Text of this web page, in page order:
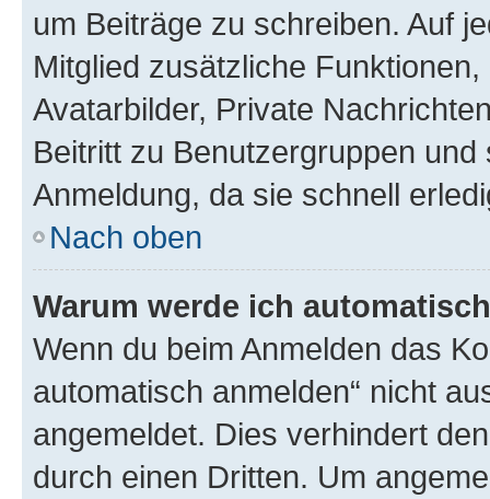
um Beiträge zu schreiben. Auf
Mitglied zusätzliche
Avatarbilder, Private
Beitritt zu Benutzergruppen
Anmeldung, da sie schnell
Nach oben
Warum werde ich
Wenn du beim Anmelden das
automatisch anmelden“ nicht
angemeldet. Dies verhindert
durch einen Dritten. Um